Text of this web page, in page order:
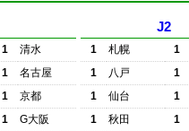
1
清水
1
名古屋
1
京都
1
G大阪
J2
1 札幌
1
1
八戸
1
1
仙台
1
1
秋田
1